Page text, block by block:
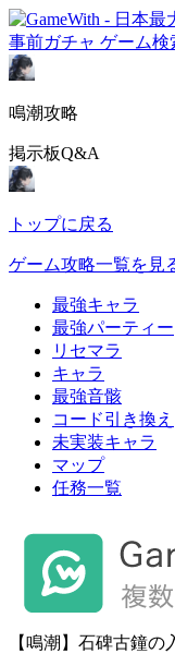
事前ガチャ ゲーム検
鳴潮攻略
掲示板Q&A
トップに戻る
ゲーム攻略一覧を見
最強キャラ
最強パーティー
リセマラ
キャラ
最強音骸
コード引き換え
未実装キャラ
マップ
任務一覧
【鳴潮】石碑古鐘の